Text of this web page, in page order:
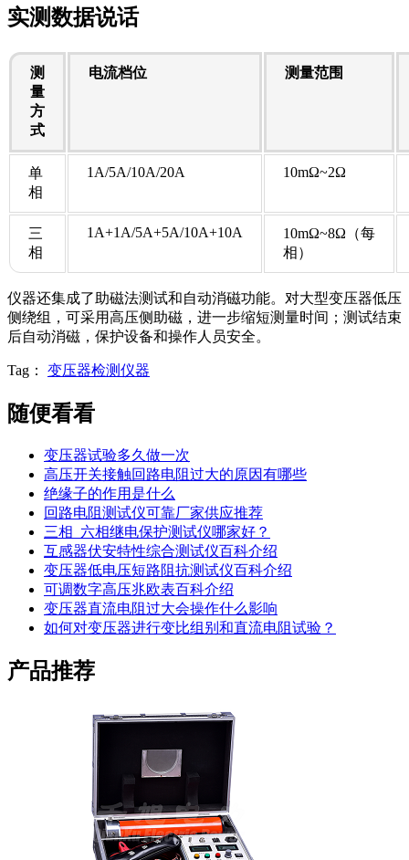
实测数据说话
测
量
方
式
电流档位 测量范围
单
相
1A/5A/10A/20A 10mΩ~2Ω
三
相
1A+1A/5A+5A/10A+10A
10mΩ~8Ω（每
相）
仪器还集成了助磁法测试和自动消磁功能。对大型变压器低压
侧绕组，可采用高压侧助磁，进一步缩短测量时间；测试结束
后自动消磁，保护设备和操作人员安全。
Tag： 变压器检测仪器
随便看看
变压器试验多久做一次
高压开关接触回路电阻过大的原因有哪些
绝缘子的作用是什么
回路电阻测试仪可靠厂家供应推荐
三相_六相继电保护测试仪哪家好？
互感器伏安特性综合测试仪百科介绍
变压器低电压短路阻抗测试仪百科介绍
可调数字高压兆欧表百科介绍
变压器直流电阻过大会操作什么影响
如何对变压器进行变比组别和直流电阻试验？
产品推荐